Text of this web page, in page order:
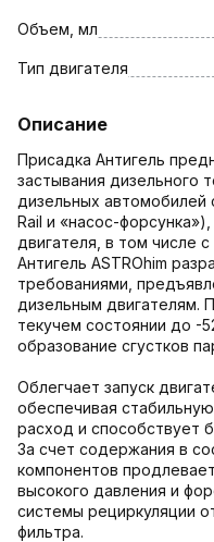
Объем, мл
Тип двигателя
Описание
Присадка Антигель
застывания дизельного
дизельных автомобилей
Rail и «насос-
двигателя, в том числе
Антигель ASTROhim
требованиями,
дизельным двигателям.
текучем состоянии до -
образование сгустков
Облегчает запуск
обеспечивая
расход и способствует
За счет содержания в
компонентов
высокого давления и
системы рециркуляции
фильтра.